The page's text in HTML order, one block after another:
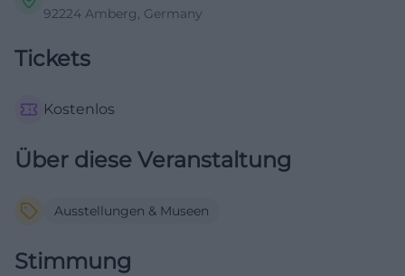
92224 Amberg, Germany
Tickets
Kostenlos
Über diese Veranstaltung
Ausstellungen & Museen
Stimmung